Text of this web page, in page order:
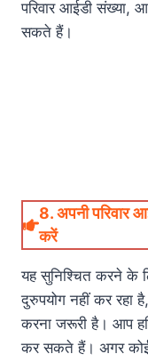
परिवार आईडी संख्या,
सकते हैं।
8.अपनी परिवार
करें
यह सुनिश्चित करने के
दुरुपयोग नहीं कर रहा
करना जरूरी है। आप
कर सकते हैं। अगर कोई